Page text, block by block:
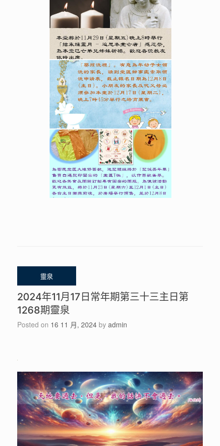
2024年11月17日常年期第三十三主日第
1268期靈泉
Posted on 16 11 月, 2024 by admin